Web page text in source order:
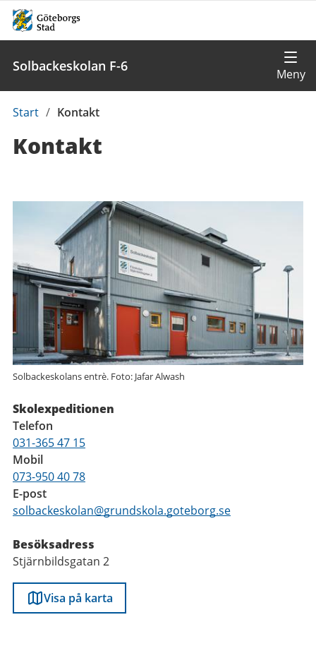
Solbackeskolan F-6
Du
här:
Start / Kontakt
Kontakt
Kontaktuppgifter
Solbackeskolans entrè. Foto: Jafar Alwash
Skolexpeditionen
Telefon
031-365 47 15
Mobil
073-950 40 78
E-post
solbackeskolan@grundskola.goteborg.se
Besöksadress
Stjärnbildsgatan 2
Visa på karta